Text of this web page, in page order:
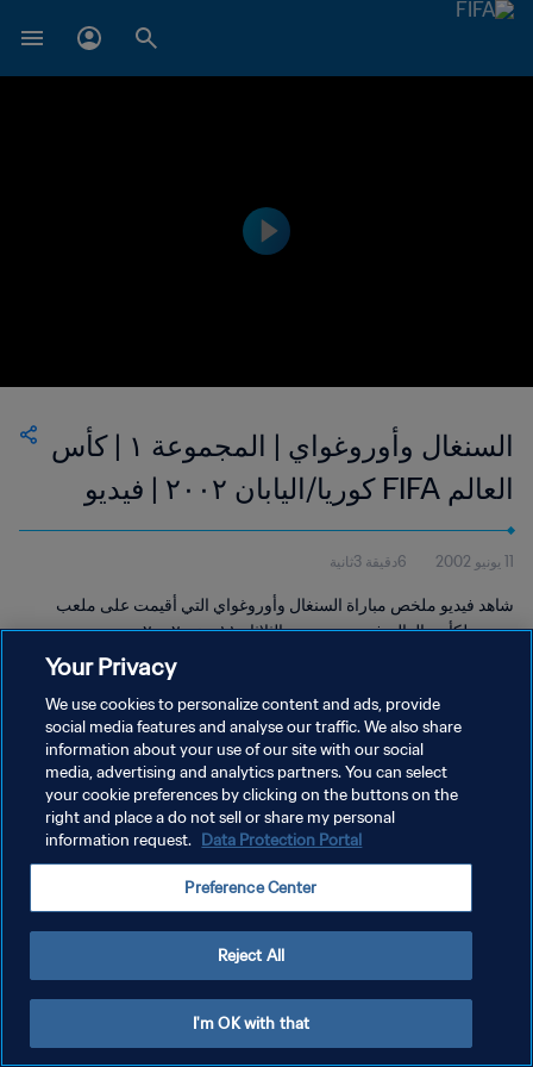
السنغال وأوروغواي | المجموعة ١ | كأس
العالم FIFA كوريا/اليابان ٢٠٠٢ | فيديو
ملخص
11 يونيو 2002 6دقيقة 3ثانية
شاهد فيديو ملخص مباراة السنغال وأوروغواي التي أقيمت على ملعب
سوون لكأس العالم في سوون يوم الثلاثاء ١١ يونيو ٢٠٠٢.
سياسة الخصوصية
إدارة تفضيلات ملفات تعريف الارتباط
Your Privacy
We use cookies to personalize content and ads, provide
social media features and analyse our traffic. We also share
information about your use of our site with our social
media, advertising and analytics partners. You can select
your cookie preferences by clicking on the buttons on the
right and place a do not sell or share my personal
information request. Data Protection Portal
Preference Center
Reject All
I'm OK with that